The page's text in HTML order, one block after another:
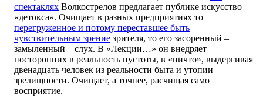
спектаклях Волкострелов предлагает публике искусство
«детокса». Очищает в разных предприятиях то
перегруженное и потому переставшее быть
чувствительным зрение зрителя, то его засоренный –
замыленный – слух. В «Лекции…» он внедряет
посторонних в реальность пустоты, в «ничто», выдергивая
двенадцать человек из реальности быта и утопии
зрелищности. Очищает, а точнее, расчищая само
восприятие.